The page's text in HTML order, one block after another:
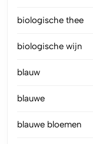
biologische thee
biologische wijn
blauw
blauwe
blauwe bloemen